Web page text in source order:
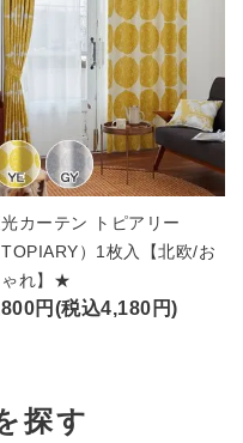
カーテン トピアリー
TOPIARY）1枚入【北欧/お
ゃれ】★
円(税込4,180円)
探す